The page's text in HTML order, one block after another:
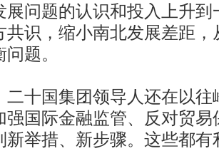
展问题的认识和投入上升
共识，缩小南北发展差距，
题。
国集团领导人还在以往
强国际金融监管、反对贸易
新举措、新步骤。这些都有